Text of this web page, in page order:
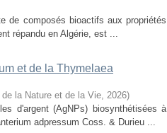
de composés bioactifs aux propriétés
répandu en Algérie, est ...
et de la Thymelaea
la Nature et de la Vie, 2026)
d'argent (AgNPs) biosynthétisées à
adpressum Coss. & Durieu ...